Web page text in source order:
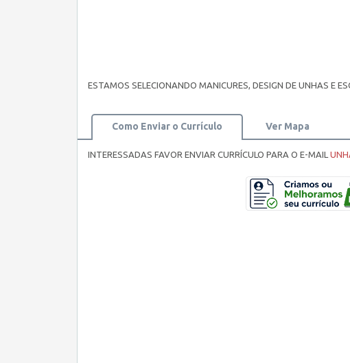
ESTAMOS SELECIONANDO MANICURES, DESIGN DE UNHAS E
Como Enviar o Currículo Ver Mapa
INTERESSADAS FAVOR ENVIAR CURRÍCULO PARA O E-MAIL